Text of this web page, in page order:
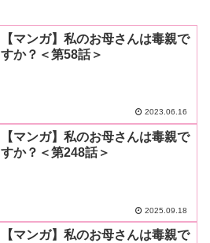
【マンガ】私のお母さんは毒親で
すか？＜第58話＞
2023.06.16
【マンガ】私のお母さんは毒親で
すか？＜第248話＞
2025.09.18
【マンガ】私のお母さんは毒親で